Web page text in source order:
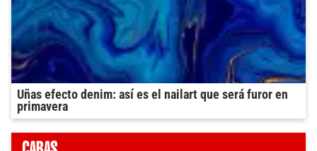
Uñas efecto denim: así es el nailart que será furor en
primavera